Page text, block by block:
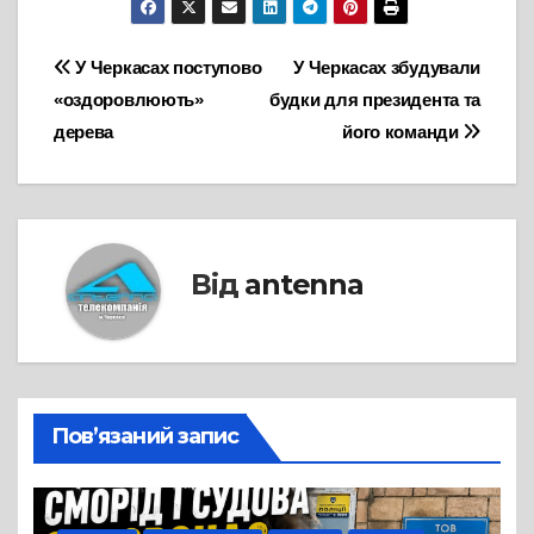
Навігація
записів
У Черкасах збудували
будки для президента та
його команди
У Черкасах поступово
«оздоровлюють»
дерева
Від antenna
Пов’язаний запис